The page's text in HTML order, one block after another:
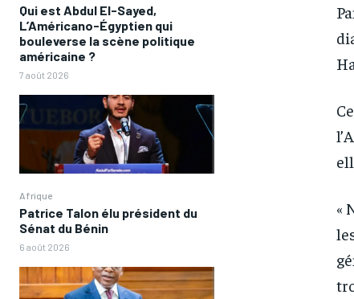
Qui est Abdul El-Sayed,
L’Américano-Égyptien qui
bouleverse la scène politique
américaine ?
7 août 2026
Afrique
Patrice Talon élu président du
Sénat du Bénin
6 août 2026
«